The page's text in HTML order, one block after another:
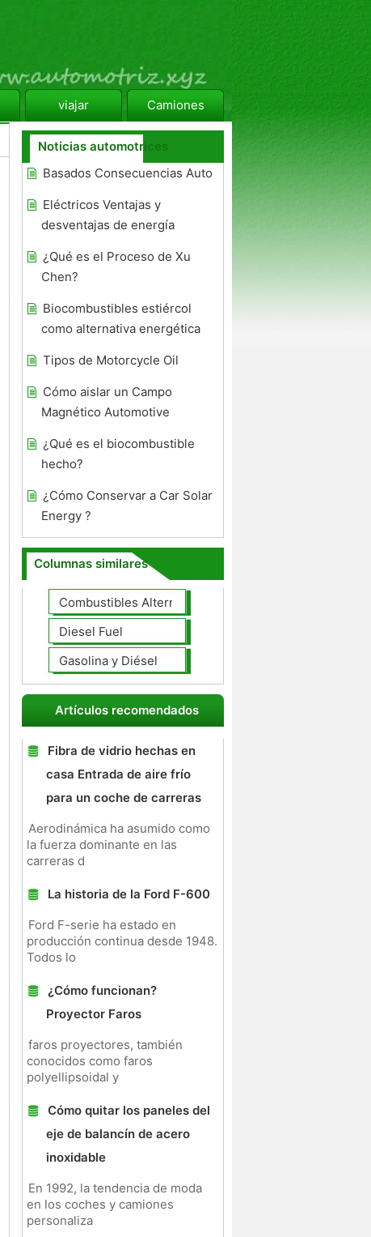
viajar Camiones
Noticias automotrices
Basados ​​Consecuencias Auto
Eléctricos Ventajas y
desventajas de energía
¿Qué es el Proceso de Xu
Chen?
Biocombustibles estiércol
como alternativa energética
Tipos de Motorcycle Oil
Cómo aislar un Campo
Magnético Automotive
¿Qué es el biocombustible
hecho?
¿Cómo Conservar a Car Solar
Energy ?
Columnas similares
Combustibles Alternativos
Diesel Fuel
Gasolina y Diésel
Artículos recomendados
Fibra de vidrio hechas en
casa Entrada de aire frío
para un coche de carreras
Aerodinámica ha asumido como
la fuerza dominante en las
carreras d
La historia de la Ford F-600
Ford F-serie ha estado en
producción continua desde 1948.
Todos lo
¿Cómo funcionan?
Proyector Faros
faros proyectores, también
conocidos como faros
polyellipsoidal y
Cómo quitar los paneles del
eje de balancín de acero
inoxidable
En 1992, la tendencia de moda
en los coches y camiones
personaliza